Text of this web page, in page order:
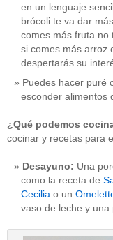
en un lenguaje
brócoli te va dar
comes más fruta no
si comes más arroz
despertarás su
Puedes hacer puré
esconder alimentos
¿Qué podemos
cocinar y recetas para
Desayuno: Una
como la receta de
Cecilia o un
vaso de leche y